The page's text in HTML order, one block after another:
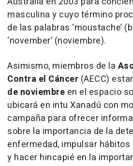
masculina y cuyo término
de las palabras ‘moustache’
‘november’ (noviembre).
Asimismo, miembros de la
Contra el Cáncer (AECC)
de noviembre en el espacio
ubicará en intu Xanadú con
campaña para ofrecer
sobre la importancia de la
enfermedad, impulsar
y hacer hincapié en la